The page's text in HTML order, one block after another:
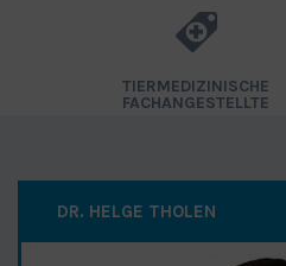
TIERMEDIZINISCHE
FACHANGESTELLTE
DR. HELGE THOLEN